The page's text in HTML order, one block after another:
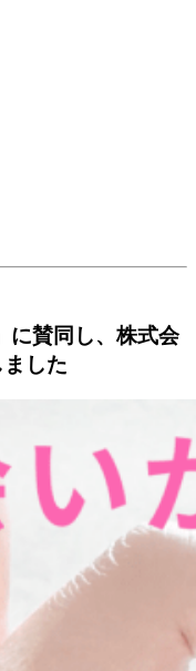
に賛同し、株式会
した